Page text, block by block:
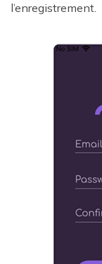
l’enregistrement.